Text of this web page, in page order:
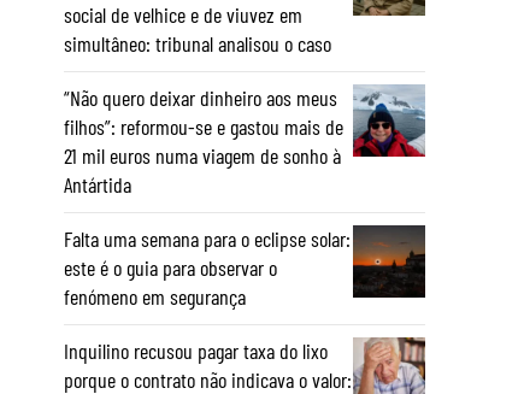
social de velhice e de viuvez em
simultâneo: tribunal analisou o caso
“Não quero deixar dinheiro aos meus
filhos”: reformou-se e gastou mais de
21 mil euros numa viagem de sonho à
Antártida
Falta uma semana para o eclipse solar:
este é o guia para observar o
fenómeno em segurança
Inquilino recusou pagar taxa do lixo
porque o contrato não indicava o valor: